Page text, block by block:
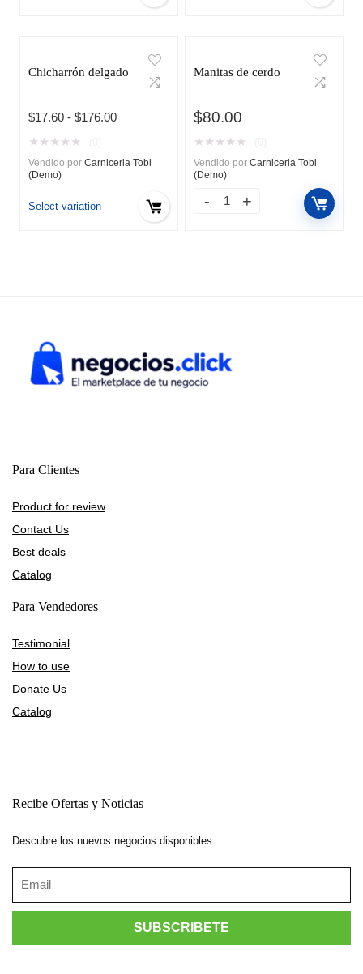
$198.00
$144.00
Chicharrón delgado
$17.60 - $176.00Rango
desde
$176.00
★ ★ ★ ★ ★
Vendido por Carniceria Tobi
(Demo)
Select variation
Manitas de cerdo
$80.00
★ ★ ★ ★ ★
Vendido por Carniceria Tobi
(Demo)
Para Clientes
Product for review
Contact Us
Best deals
Catalog
Para Vendedores
Testimonial
How to use
Donate Us
Catalog
Recibe Ofertas y Noticias
Descubre los nuevos negocios disponibles.